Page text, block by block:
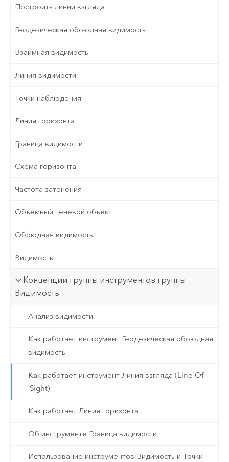
Построить линии взгляда
Геодезическая обоюдная видимость
Взаимная видимость
Линия видимости
Точки наблюдения
Линия горизонта
Граница видимости
Схема горизонта
Частота затенения
Объемный теневой объект
Обоюдная видимость
Видимость
Концепции группы инструментов группы
Видимость
Анализ видимости
Как работает инструмент Геодезическая обоюдная
видимость
Как работает инструмент Линия взгляда (Line Of
Sight)
Как работает Линия горизонта
Об инструменте Граница видимости
Использование инструментов Видимость и Точки